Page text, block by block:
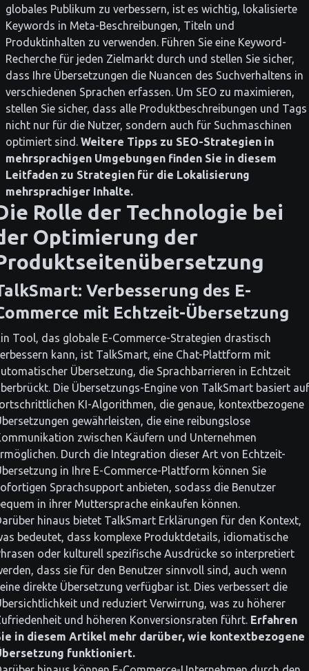
globales Publikum zu verbessern, ist es wichtig, lokalisierte
Keywords in Meta-Beschreibungen, Titeln und
Produktinhalten zu verwenden. Führen Sie eine Keyword-
Recherche für jeden Zielmarkt durch und stellen Sie sicher,
dass Ihre Übersetzungen die Nuancen des Suchverhaltens in
verschiedenen Sprachen erfassen. Um SEO zu maximieren,
stellen Sie sicher, dass alle Produktbeschreibungen und Tags
nicht nur für die Nutzer, sondern auch für Suchmaschinen
optimiert sind. Weitere Tipps zu SEO-Strategien in
mehrsprachigen Umgebungen finden Sie in diesem
Leitfaden zu Strategien für die Lokalisierung
mehrsprachiger Inhalte.
Rolle der Technologie bei
Optimierung der
Verbesserung des E-
mit Echtzeit-Übersetzung
Tool, das globale E-Commerce-Strategien drastisch
kann, ist TalkSmart, eine Chat-Plattform mit
Übersetzung, die Sprachbarrieren in Echtzeit
Die Übersetzungs-Engine von TalkSmart basiert auf
KI-Algorithmen, die genaue, kontextbezogene
gewährleisten, die eine reibungslose
zwischen Käufern und Unternehmen
Durch die Integration dieser Art von Echtzeit-
in Ihre E-Commerce-Plattform können Sie
Sprachsupport anbieten, sodass die Benutzer
in ihrer Muttersprache einkaufen können.
hinaus bietet TalkSmart Erklärungen für den Kontext,
bedeutet, dass komplexe Produktdetails, idiomatische
oder kulturell spezifische Ausdrücke so interpretiert
dass sie für den Benutzer sinnvoll sind, auch wenn
direkte Übersetzung verfügbar ist. Dies verbessert die
und reduziert Verwirrung, was zu höherer
und höheren Konversionsraten führt. Erfahren
in diesem Artikel mehr darüber, wie kontextbezogene
funktioniert.